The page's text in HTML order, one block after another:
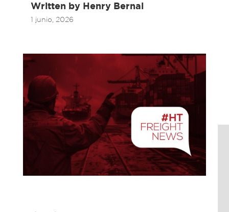
Written by Henry Bernal
1 junio, 2026